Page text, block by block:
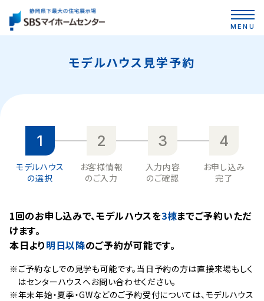
MENU
モデルハウス見学予約
1
モデルハウス
の選択
2
お客様情報
のご入力
3
入力内容
のご確認
4
お申し込み
完了
1回のお申し込みで、モデルハウスを3棟までご予約いただ
けます。
本⽇より明日以降のご予約が可能です。
※ご予約なしでの見学も可能です。当日予約の方は直接来場もしく
はセンターハウスへお問い合わせください。
※年末年始・夏季・GWなどのご予約受付については、モデルハウス